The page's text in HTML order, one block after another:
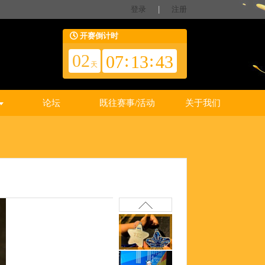
登录 注册
开赛倒计时
02 天 07: 13:42
论坛 既往赛事/活动 关于我们